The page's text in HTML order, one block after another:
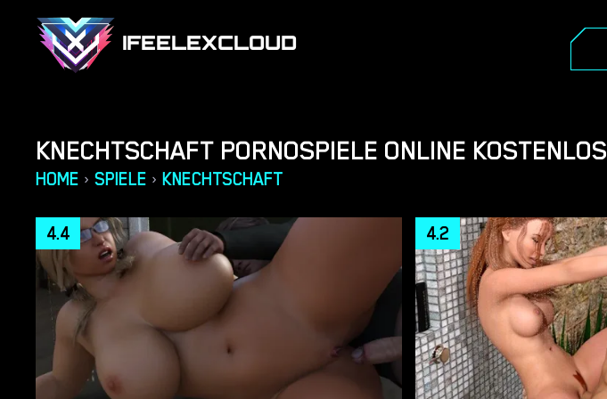
IFEELEXCLOUD
KNECHTSCHAFT PORNOSPIELE ONLINE KOSTENLOS
HOME › SPIELE › KNECHTSCHAFT
4.4 4.2